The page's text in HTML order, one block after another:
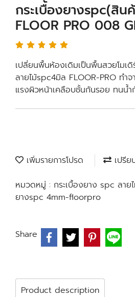
กระเบื้องยางspc(สิน
FLOOR PRO 008
เปลี่ยนพื้นห้องเดิมเป็นพื้นสวยโมเ
ลายไม้spc4มิล FLOOR-PRO ทำ
แรงผิวหน้าเคลือบชั้นกันรอย ทนน้
เพิ่มรายการโปรด
เปรีย
หมวดหมู่ : กระเบื้องยาง spc ลาย
ยางspc 4mm-floorpro
Share
Product description